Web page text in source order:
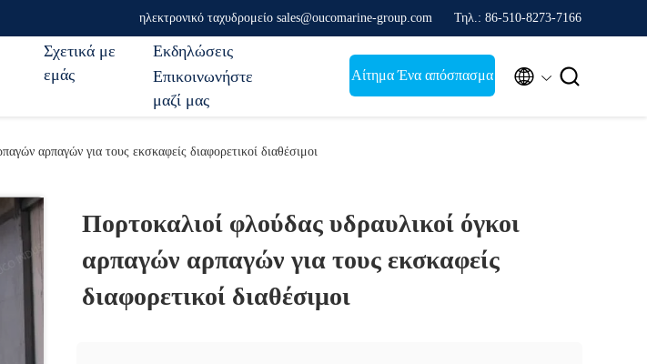
ηλεκτρονικό ταχυδρομείο sales@oucomarine-group.com Τηλ.: 86-510-8273-7166
Σχετικά με
εμάς
Εκδηλώσεις
Επικοινωνήστε
μαζί μας
Αίτημα Ένα απόσπασμα  
αρπαγών για τους εκσκαφείς διαφορετικοί διαθέσιμοι
Πορτοκαλιοί φλούδας υδραυλικοί όγκοι
αρπαγών αρπαγών για τους εκσκαφείς
διαφορετικοί διαθέσιμοι